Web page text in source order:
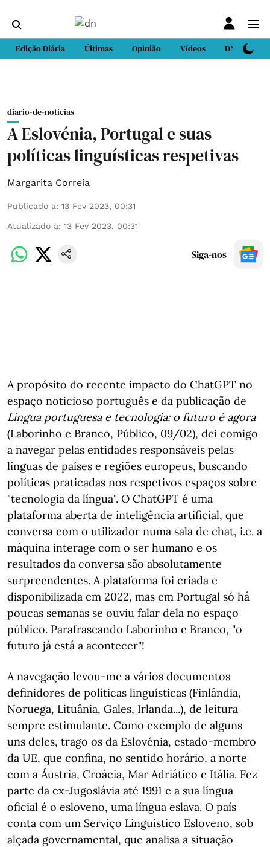
Edição Diária Últimas Opinião Vídeos DN Sport
diario-de-noticias
A Eslovénia, Portugal e suas
políticas linguísticas respetivas
Margarita Correia
Publicado a: 13 Fev 2023, 00:31
Atualizado a: 13 Fev 2023, 00:31
Siga-nos
A propósito do recente impacto do ChatGPT no
espaço noticioso português e da publicação de
Língua portuguesa e tecnologia: o futuro é agora
(Laborinho e Branco, Público, 09/02), dei comigo
a navegar pelas entidades responsáveis pelas
línguas de países e regiões europeus, buscando
políticas praticadas nos respetivos espaços sobre
"tecnologia da língua". O ChatGPT é uma
plataforma aberta de inteligência artificial, que
conversa com o utilizador numa sala de chat, i.e. a
máquina interage com o ser humano e os
resultados da conversa são absolutamente
surpreendentes. A plataforma foi criada e
disponibilizada em 2022, mas em Portugal só há
poucas semanas se ouviu falar dela no espaço
público. Parafraseando Laborinho e Branco, "o
futuro já está a acontecer"!
A navegação levou-me a vários documentos
definidores de políticas linguísticas (Finlândia,
Noruega, Lituânia, Gales, Irlanda...), de leitura
sempre estimulante. Como exemplo de alguns
uns deles, trago os da Eslovénia, estado-membro
da UE, que confina, no sentido horário, a norte
com a Áustria, Croácia, Mar Adriático e Itália. Fez
parte da ex-Jugoslávia até 1991 e a sua língua
oficial é o esloveno, uma língua eslava. O país
conta com um Serviço Linguístico Esloveno, sob
alçada governamental, que analisa a situação